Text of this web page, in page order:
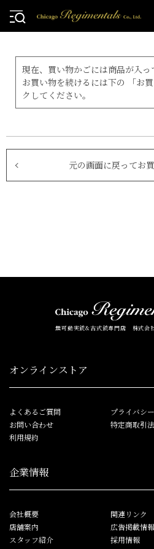
現在、買い物かごには商品が入っ
お買い物を続けるには下の 「お
クしてください。
元の画面に戻ってお
無可動実銃&古式銃専門店 株式会
オンラインストア
よくあるご質問
お問い合わせ
利用規約
プライバシ
特定商取引
企業情報
会社概要
店舗案内
スタッフ紹介
関連リンク
広告掲載情報
採用情報